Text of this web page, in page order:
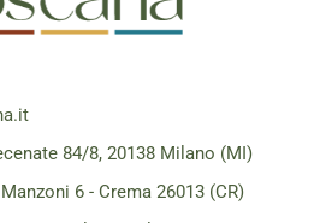
84/8, 20138 Milano (MI)
6 - Crema 26013 (CR)